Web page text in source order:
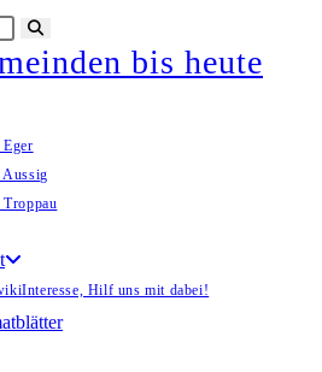
starten
bis heute
Aussig
Interesse, Hilf uns mit dabei!